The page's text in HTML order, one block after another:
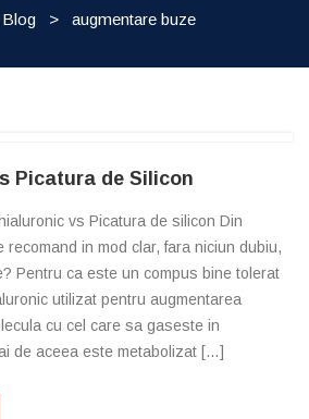
Blog > augmentare buze
Picatura de Silicon
vs Picatura de silicon Din
recomand in mod clar, fara niciun dubiu,
Pentru ca este un compus bine tolerat
utilizat pentru augmentarea
cu cel care sa gaseste in
de aceea este metabolizat […]